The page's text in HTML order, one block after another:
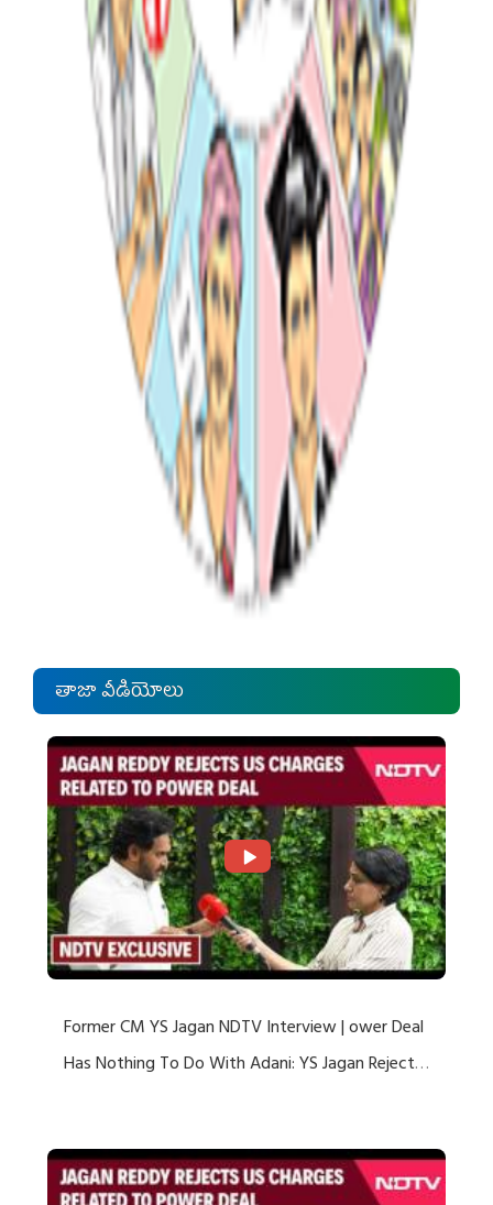
తాజా వీడియోలు
Former CM YS Jagan NDTV Interview | ower Deal
Has Nothing To Do With Adani: YS Jagan Rejects